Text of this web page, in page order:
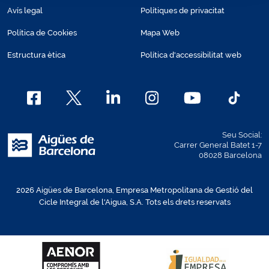
Avís legal
Política de Cookies
Estructura ètica
Polítiques de privacitat
Mapa Web
Política d'accessibilitat web
Seu Social:
Carrer General Batet 1-7
08028 Barcelona
2026 Aigües de Barcelona, Empresa Metropolitana de Gestió del
Cicle Integral de l'Aigua, S.A. Tots els drets reservats